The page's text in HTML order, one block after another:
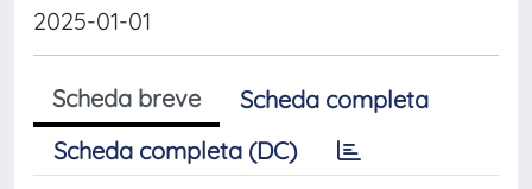
2025-01-01
Scheda breve
Scheda completa
Scheda completa (DC)